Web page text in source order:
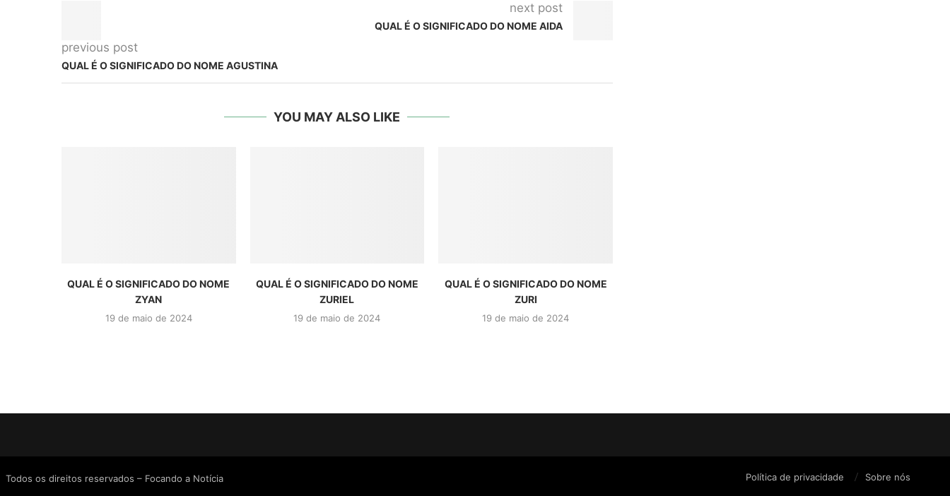
previous post
QUAL É O SIGNIFICADO DO NOME AGUSTINA
next post
QUAL É O SIGNIFICADO DO NOME AIDA
YOU MAY ALSO LIKE
QUAL É O SIGNIFICADO DO NOME
ZYAN
19 de maio de 2024
QUAL É O SIGNIFICADO DO NOME
ZURIEL
19 de maio de 2024
QUAL É O SIGNIFICADO DO NOME
ZURI
19 de maio de 2024
Todos os direitos reservados – Focando a Notícia Política de privacidade Sobre nós